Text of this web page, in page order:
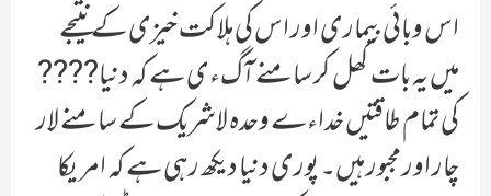
اس وبائی بیماری اور اس کی ہلاکت خیزی کے نتیجے
میں یہ بات کھل کر سامنے آگءی ہے کہ دنیا????
کی تمام طاقتیں خداءے وحدہ لاشریک کے سامنے لار
چار اور مجبور ہیں۔ پوری دنیا دیکھ رہی ہے کہ امریکا